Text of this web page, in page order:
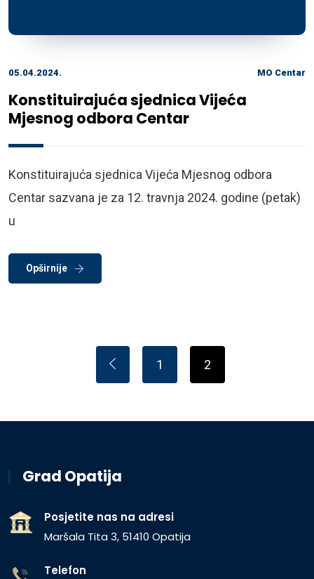
05.04.2024. MO Centar
Konstituirajuća sjednica Vijeća
Mjesnog odbora Centar
Konstituirajuća sjednica Vijeća Mjesnog odbora
Centar sazvana je za 12. travnja 2024. godine (petak)
u
Opširnije
1 2
Grad Opatija
Posjetite nas na adresi
Maršala Tita 3, 51410 Opatija
Telefon